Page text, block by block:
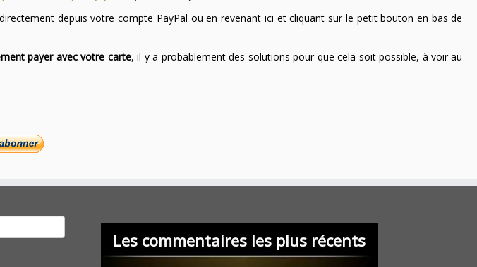
depuis votre compte PayPal ou en revenant ici et cliquant sur le petit bouton en bas de
payer avec votre carte, il y a probablement des solutions pour que cela soit possible, à voir au
Les commentaires les plus récents